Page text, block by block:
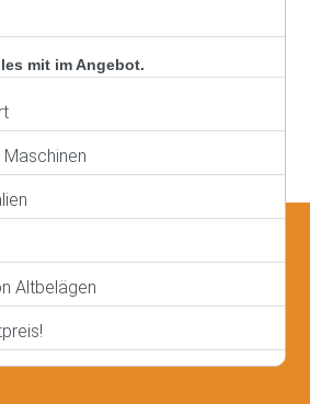
mit im Angebot.
Altbelägen